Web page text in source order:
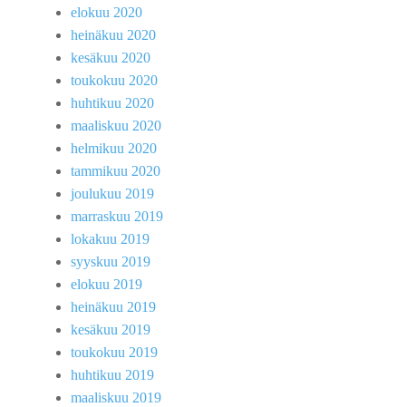
elokuu 2020
heinäkuu 2020
kesäkuu 2020
toukokuu 2020
huhtikuu 2020
maaliskuu 2020
helmikuu 2020
tammikuu 2020
joulukuu 2019
marraskuu 2019
lokakuu 2019
syyskuu 2019
elokuu 2019
heinäkuu 2019
kesäkuu 2019
toukokuu 2019
huhtikuu 2019
maaliskuu 2019